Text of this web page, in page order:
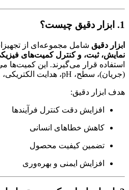
1. ابزار دقیق چیست؟
ابزار دقیق شامل مجموعه‌ای از
نمایش، ثبت، و کنترل کمیت‌های
استفاده قرار می‌گیرند. این کمیت‌ها
(جریان)، سطح، pH، هدایت الکتریکی، و … باشند.
هدف ابزار دقیق:
افزایش دقت کنترل فرآیندها
کاهش خطاهای انسانی
تضمین کیفیت محصول
افزایش ایمنی و بهره‌وری